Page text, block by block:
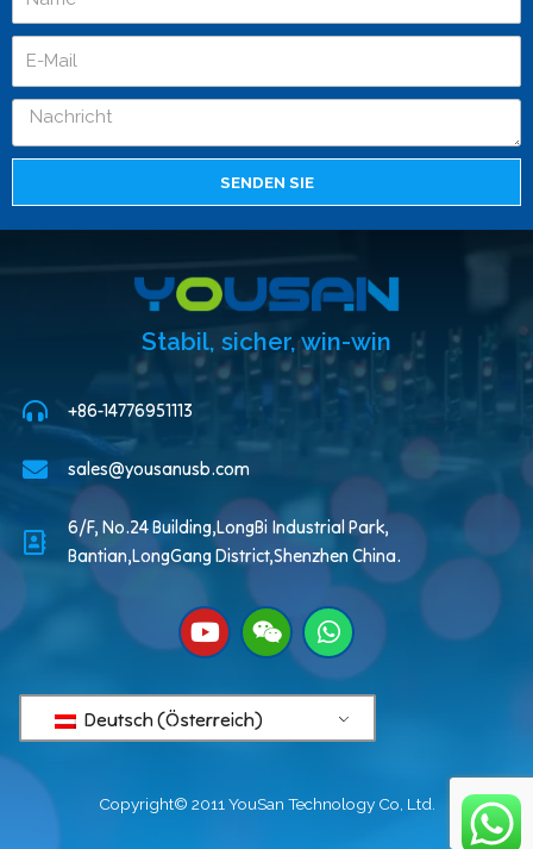
SENDEN SIE
Stabil, sicher, win-win
+86-14776951113
sales@yousanusb.com
6/F, No.24 Building,LongBi Industrial Park,
Bantian,LongGang District,Shenzhen China.
Deutsch (Österreich)
Copyright© 2011 YouSan Technology Co, Ltd.